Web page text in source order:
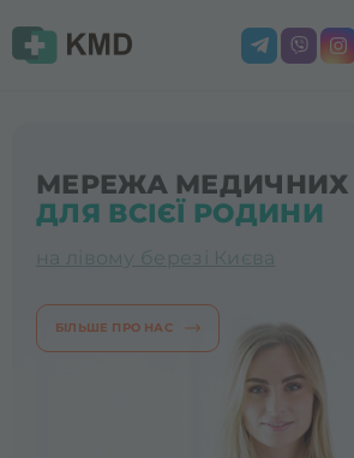
МЕРЕЖА МЕДИЧНИХ
ДЛЯ ВСІЄЇ РОДИНИ
на лівому березі Києва
БІЛЬШЕ ПРО НАС